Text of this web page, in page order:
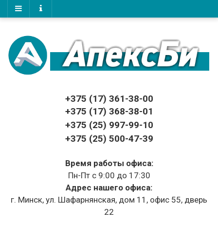
+375 (17) 361-38-00
+375 (17) 368-38-01
+375 (25) 997-99-10
+375 (25) 500-47-39
Время работы офиса:
Пн-Пт с 9:00 до 17:30
Адрес нашего офиса:
г. Минск, ул. Шафарнянская, дом 11, офис 55, дверь
22